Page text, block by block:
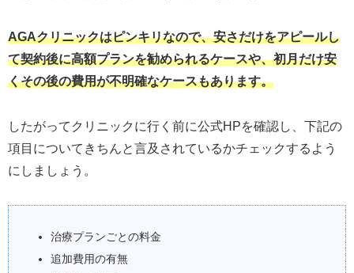
AGAクリニックはピンキリなので、安さだけをアピールし
て契約後に高額プランを勧められるケースや、初月だけ安
くその後の費用が不明確なケースもあります。
したがってクリニックに行く前に公式HPを確認し、下記の
項目についてきちんと言及されているかチェックするよう
にしましょう。
治療プランごとの料金
追加費用の有無